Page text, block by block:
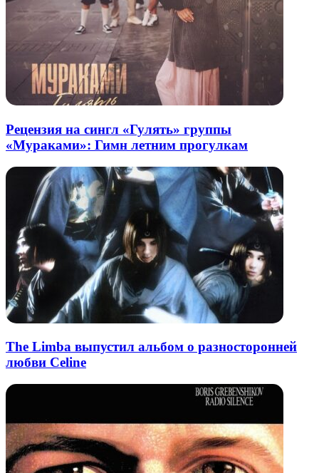
Рецензия на сингл «Гулять» группы
«Мураками»: Гимн летним прогулкам
The Limba выпустил альбом о разносторонней
любви Celine